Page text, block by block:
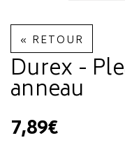
« RETOUR
Durex -
anneau
7,89€